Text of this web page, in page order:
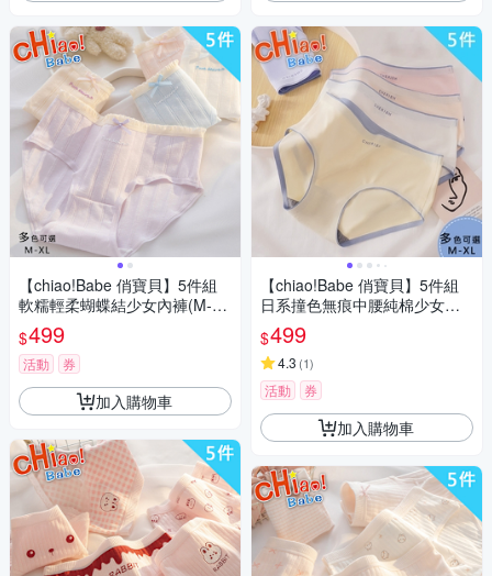
【chiao!Babe 俏寶貝】5件組
軟糯輕柔蝴蝶結少女內褲(M-X
L/學生/少女/兒童/5色)
$499
活動 券
加入購物車
【chiao!Babe 俏寶貝】5件組
日系撞色無痕中腰純棉少女內
褲(M-XL/學生/少女/兒童/5色)
$499
4.3 (1)
活動 券
加入購物車